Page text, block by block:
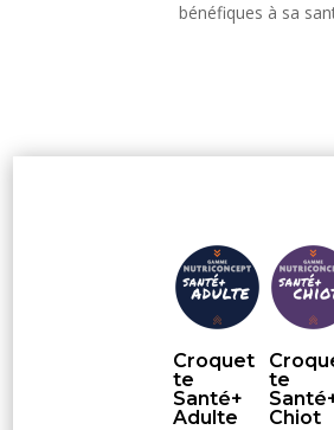
bénéfiques à sa
Croquet
te
Santé+
Adulte
te
Chiot